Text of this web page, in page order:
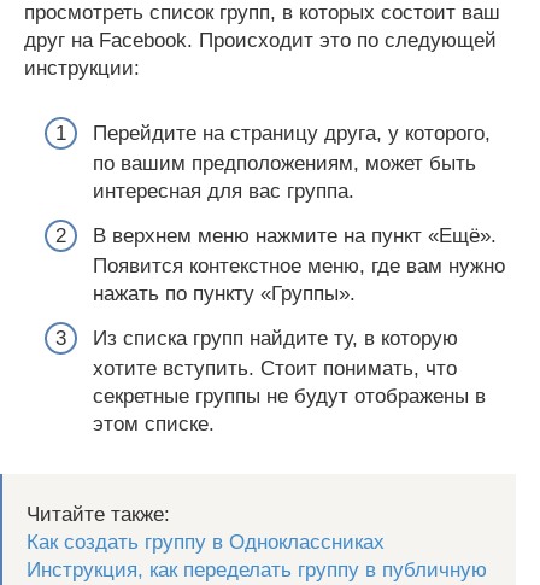
просмотреть список групп, в которых состоит ваш
друг на Facebook. Происходит это по следующей
инструкции:
Перейдите на страницу друга, у которого,
по вашим предположениям, может быть
интересная для вас группа.
В верхнем меню нажмите на пункт «Ещё».
Появится контекстное меню, где вам нужно
нажать по пункту «Группы».
Из списка групп найдите ту, в которую
хотите вступить. Стоит понимать, что
секретные группы не будут отображены в
этом списке.
Читайте также:
Как создать группу в Одноклассниках
Инструкция, как переделать группу в публичную